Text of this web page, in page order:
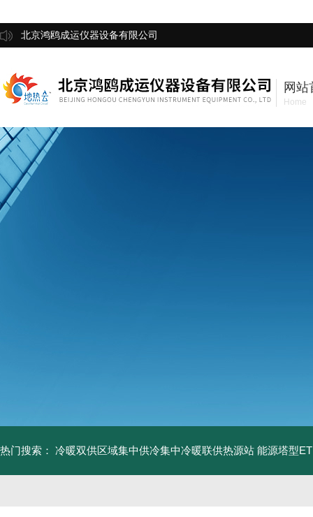
北京鸿鸥成运仪器设备有限公司
网站
Home
热门搜索： 冷暖双供区域集中供冷集中冷暖联供热源站 能源塔型